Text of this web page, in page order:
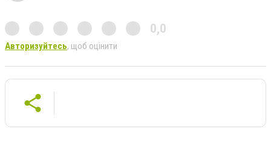
0,0
Авторизуйтесь, щоб оцінити